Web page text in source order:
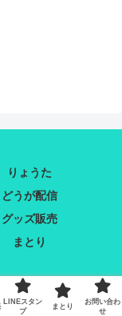
りょうた
どうが配信
グッズ販売
まとり
Reserved.
LINEスタン
プ
まとり
お問い合わ
せ